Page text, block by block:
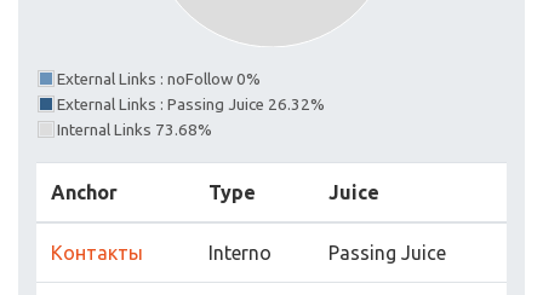
External Links : noFollow 0%
External Links : Passing Juice 26.32%
Internal Links 73.68%
Anchor Type Juice
Контакты Interno Passing Juice